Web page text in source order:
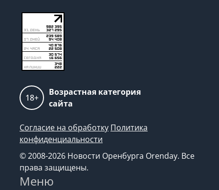
18+
Возрастная категория
сайта
Согласие на обработку Политика
конфиденциальности
© 2008-2026 Новости Оренбурга Orenday. Все
права защищены.
Меню